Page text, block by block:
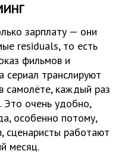
зарплату — они
residuals, то есть
фильмов и
сериал транслируют
самолёте, каждый раз
Это очень удобно,
особенно потому,
сценаристы работают
месяц.